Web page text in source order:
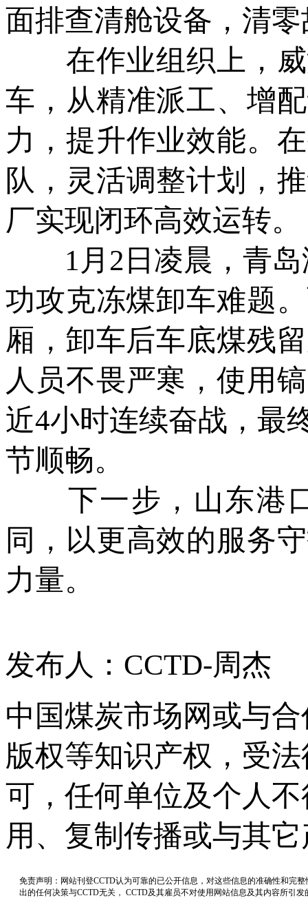
面排查清舱设备，清
在作业组织上，威
车，从精准派工、增
力，提升作业效能。
队，灵活调整计划，
厂实现闭环高效运转。
1月2日凌晨，青岛
功攻克冻煤卸车难题
厢，卸车后车底煤残
人员不畏严寒，使用
近4小时连续奋战，最
节顺畅。
下一步，山东港口
同，以更高效的服务
力量。
发布人：CCTD-周杰
中国煤炭市场网或与
版权等知识产权，受
可，任何单位及个人
用、复制传播或与其
免责声明：网站刊登CCTD认为可靠的已公开信息，对这些信息的准确性和完
出的任何决策与CCTD无关， CCTD及其雇员不对使用网站信息及其内容所引